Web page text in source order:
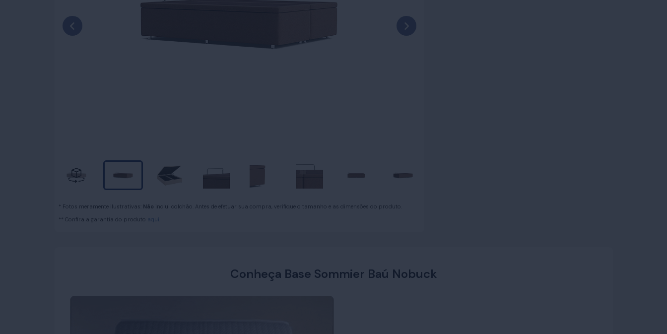
* Fotos meramente ilustrativas: Não inclui colchão. Antes de efetuar sua compra, verifique o tamanho e as dimensões do produto.
** Confira a garantia do produto aqui.
Conheça Base Sommier Baú Nobuck